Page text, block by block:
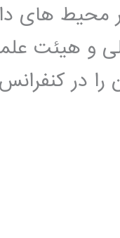
محیط های
و هیئت
را در